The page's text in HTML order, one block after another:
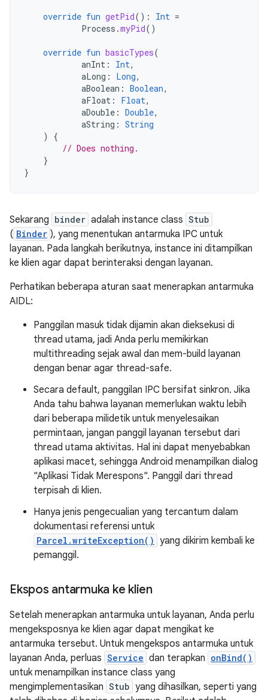
override fun getPid(): Int =
Process .myPid()
override fun basicTypes(
anInt : Int,
aLong : Long,
aBoolean : Boolean,
aFloat : Float,
aDouble : Double,
aString : String
)
{
// Does nothing.
}
}
Sekarang binder adalah instance class Stub
( Binder ), yang menentukan antarmuka IPC untuk
layanan. Pada langkah berikutnya, instance ini ditampilkan
ke klien agar dapat berinteraksi dengan layanan.
Perhatikan beberapa aturan saat menerapkan antarmuka
AIDL:
Panggilan masuk tidak dijamin akan dieksekusi di
thread utama, jadi Anda perlu memikirkan
multithreading sejak awal dan mem-build layanan
dengan benar agar thread-safe.
Secara default, panggilan IPC bersifat sinkron. Jika
Anda tahu bahwa layanan memerlukan waktu lebih
dari beberapa milidetik untuk menyelesaikan
permintaan, jangan panggil layanan tersebut dari
thread utama aktivitas. Hal ini dapat menyebabkan
aplikasi macet, sehingga Android menampilkan dialog
"Aplikasi Tidak Merespons". Panggil dari thread
terpisah di klien.
Hanya jenis pengecualian yang tercantum dalam
dokumentasi referensi untuk
Parcel.writeException() yang dikirim kembali ke
pemanggil.
Ekspos antarmuka ke klien
Setelah menerapkan antarmuka untuk layanan, Anda perlu
mengeksposnya ke klien agar dapat mengikat ke
antarmuka tersebut. Untuk mengekspos antarmuka untuk
layanan Anda, perluas Service dan terapkan onBind()
untuk menampilkan instance class yang
mengimplementasikan Stub yang dihasilkan, seperti yang